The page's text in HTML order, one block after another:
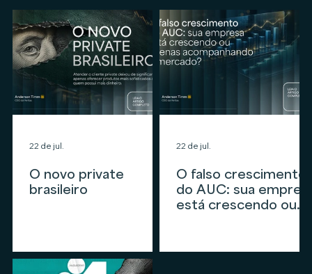
O novo private
brasileiro
22 de jul.
O falso crescimento
do AUC: sua
está crescendo ou
mercado?
22 de jul.